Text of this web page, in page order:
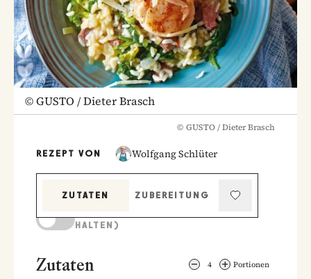
©GUSTO / Dieter Brasch
© GUSTO / Dieter Brasch
REZEPT VON Wolfgang Schlüter
ZUTATEN
ZUBEREITUNG
HALTEN)
Zutaten 4 Portionen